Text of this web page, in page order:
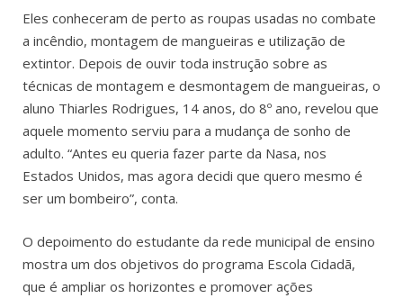
Eles conheceram de perto as roupas usadas no combate
a incêndio, montagem de mangueiras e utilização de
extintor. Depois de ouvir toda instrução sobre as
técnicas de montagem e desmontagem de mangueiras, o
aluno Thiarles Rodrigues, 14 anos, do 8º ano, revelou que
aquele momento serviu para a mudança de sonho de
adulto. “Antes eu queria fazer parte da Nasa, nos
Estados Unidos, mas agora decidi que quero mesmo é
ser um bombeiro”, conta.
O depoimento do estudante da rede municipal de ensino
mostra um dos objetivos do programa Escola Cidadã,
que é ampliar os horizontes e promover ações